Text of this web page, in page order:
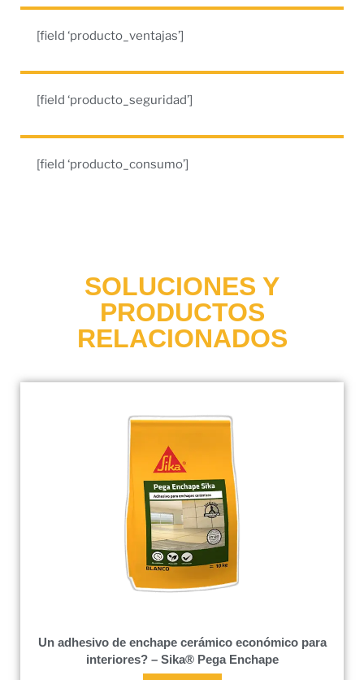
[field ‘producto_ventajas’]
[field ‘producto_seguridad’]
[field ‘producto_consumo’]
SOLUCIONES Y
PRODUCTOS
RELACIONADOS
Un adhesivo de enchape cerámico económico para
interiores? – Sika® Pega Enchape